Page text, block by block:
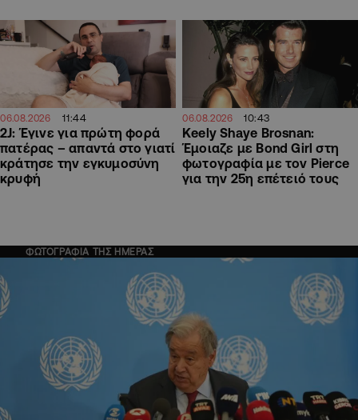
06.08.2026 11:44
2J: Έγινε για πρώτη φορά
πατέρας – απαντά στο γιατί
κράτησε την εγκυμοσύνη
κρυφή
06.08.2026 10:43
Keely Shaye Brosnan:
Έμοιαζε με Bond Girl στη
φωτογραφία με τον Pierce
για την 25η επέτειό τους
ΦΩΤΟΓΡΑΦΙΑ ΤΗΣ ΗΜΕΡΑΣ